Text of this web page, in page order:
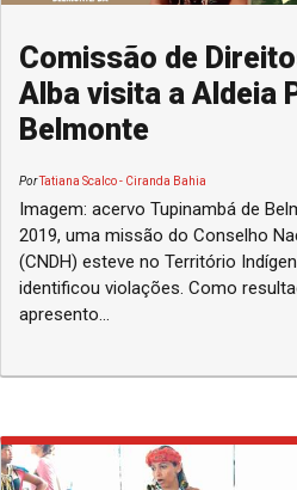
Comissão de
Alba visita a Aldeia
Belmonte
PorTatiana Scalco - Ciranda Bahia
Imagem: acervo Tupinambá de Belmonte,
2019, uma missão do Conselho
(CNDH) esteve no Território
identificou violações. Como
apresento...